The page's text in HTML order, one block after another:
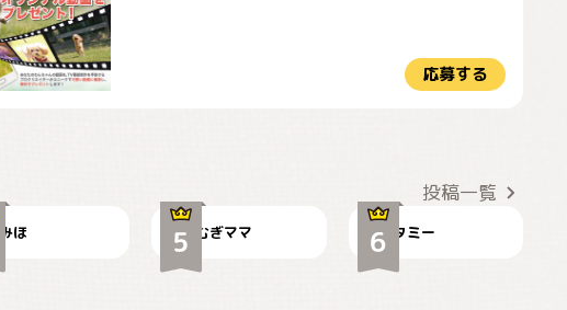
応募する
投稿一覧
みほ むぎママ タミー